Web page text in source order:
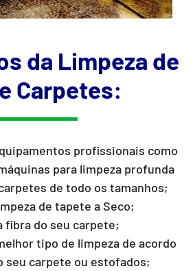
da Limpeza de
Carpetes:
profissionais como
para limpeza profunda
de todo os tamanhos;
de tapete a Seco;
fibra do seu carpete;
tipo de limpeza de acordo
seu carpete ou estofados;